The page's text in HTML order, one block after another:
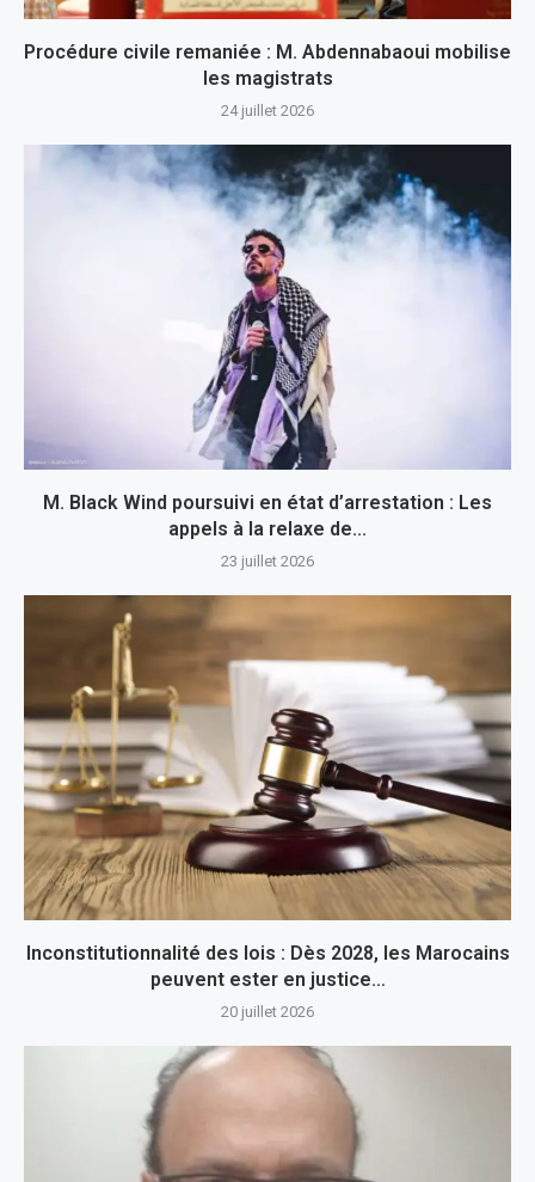
Procédure civile remaniée : M. Abdennabaoui mobilise
les magistrats
24 juillet 2026
M. Black Wind poursuivi en état d’arrestation : Les
appels à la relaxe de...
23 juillet 2026
Inconstitutionnalité des lois : Dès 2028, les Marocains
peuvent ester en justice…
20 juillet 2026